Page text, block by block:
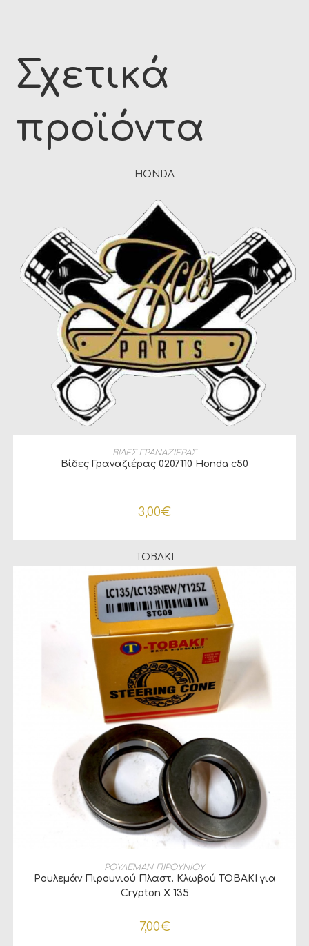
Σχετικά
προϊόντα
HONDA
ΠΡΟΣΘΉΚΗ ΣΤΟ ΚΑΛΆΘΙ
ΒΙΔΕΣ ΓΡΑΝΑΖΙΕΡΑΣ
Βίδες Γραναζιέρας 0207110 Honda c50
3,00€
TOBAKI
ΠΡΟΣΘΉΚΗ ΣΤΟ ΚΑΛΆΘΙ
ΡΟΥΛΕΜΑΝ ΠΙΡΟΥΝΙΟΥ
Ρουλεμάν Πιρουνιού Πλαστ. Κλωβού TOBAKI για
Crypton X 135
7,00€